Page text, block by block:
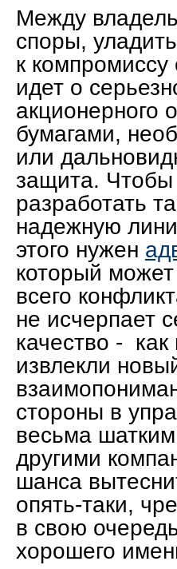
Между
споры,
к
идет о
акционерного
бумагами,
или
защита. Чтобы
разработать
надежную
этого нужен
который
всего
не исчерпает
качество - как
извлекли
стороны в
весьма
другими
шанса
опять-таки,
в свою
хорошего